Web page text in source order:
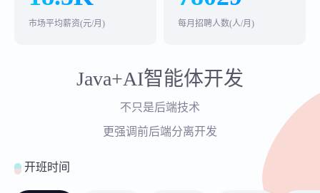
市场平均薪资(元/月) 每月招聘人数(人/月)
Java+AI智能体开发
不只是后端技术
更强调前后端分离开发
开班时间